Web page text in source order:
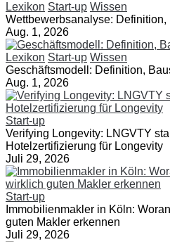
Lexikon Start-up Wissen
Wettbewerbsanalyse:
Aug. 1, 2026
Lexikon Start-up Wissen
Geschäftsmodell: Definition,
Aug. 1, 2026
Start-up
Verifying Longevity: LNGVTY
Hotelzertifizierung für Longevity
Juli 29, 2026
Start-up
Immobilienmakler in Köln:
guten Makler erkennen
Juli 29, 2026